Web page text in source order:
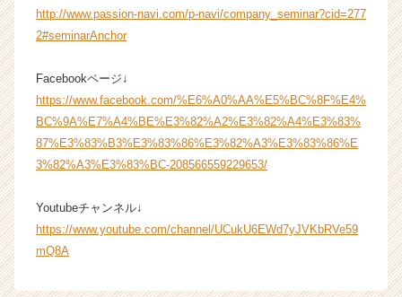
http://www.passion-navi.com/p-navi/company_seminar?cid=277
2#seminarAnchor
Facebookページ↓
https://www.facebook.com/%E6%A0%AA%E5%BC%8F%E4%
BC%9A%E7%A4%BE%E3%82%A2%E3%82%A4%E3%83%
87%E3%83%B3%E3%83%86%E3%82%A3%E3%83%86%E
3%82%A3%E3%83%BC-208566559229653/
Youtubeチャンネル↓
https://www.youtube.com/channel/UCukU6EWd7yJVKbRVe59
mQ8A